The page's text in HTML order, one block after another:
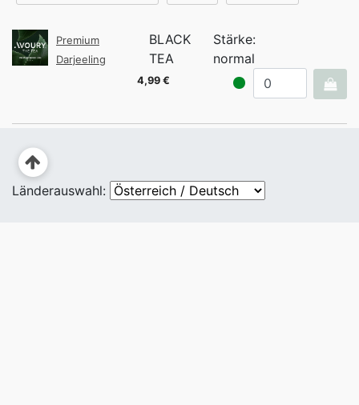
Premium
Darjeeling
BLACK
TEA
Stärke:
normal
4,99 €
Länderauswahl: